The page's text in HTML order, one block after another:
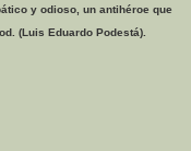
y odioso, un antihéroe que
(Luis Eduardo Podestá).